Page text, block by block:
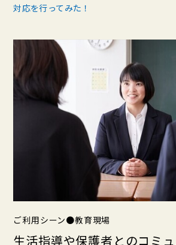
対応を行ってみた！
ご利用シーン●教育現場
生活指導や保護者とのコミ